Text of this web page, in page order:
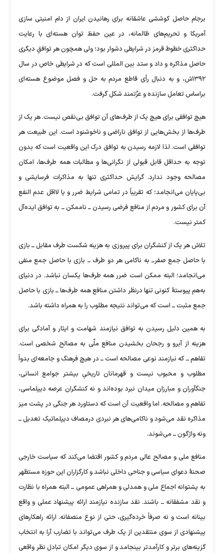
برجام حاصل کوششی عاشقانه برای رهانیدن ایران از دام امنیتی سازی
آمریکا و تحریم‌های ظالمانه، در عین حفظ توان هسته‌ای با رعایت
حداکثری خطوط قرمز در شرایطی دشوار بود؛ ولی همچون هر توافقِ دیگری
حاصل مذاکره و داد و ستد بین المللی است که در شرایطی خاص در سال
۱۳۹۲ش، و به دنبال رأی قاطع مردم به حل و فصل موضوع هسته‌ای
براساس تعامل سازنده و عزّتمند شکل گرفت.
هیچ توافقی برای هیچ یک از طرف‌های آن توافق بی‌نقص نیست. هر یک از
طرف‌ها از بخش‌هایی از توافق ناراضی و ناخوشنود است. این طبیعت هر
توافقی است. لذا لازمه رسیدن به توافق درک این واقعیت است که بدون
توجه به حداقل قابل قبولی از نگرانی‌ها و مطالبات همه طرف‌ها، امکان
مصالحه وجود ندارد. گرایش حداکثری تنها به مذاکرات فرسایشی و
بی‌پایان می‌انجامد؛ که تقریباً در تمامی شرایط ضرر و یا لااقل عدم النفع
آن برای کشور و مردم از منافع فرضی رسیدن ــ ناممکن ــ به توافق ایده‌آل
کمتر نیست.
تلاش هر یک از کنشگران برای پیروزی به هزینه شکست طرف مقابل ــ بازی
با حاصل جمع صفرــ به ناکامی هر دو طرف ــ بازی با حاصل جمع منفی
می‌انجامد؛ البته ممکن است ضرر همه طرف‌ها یکسان نباشد. در دنیای
به‌هم پیوستۀ کنونی تنها درنظر داشتن منافع همه طرف‌ها ــ بازی با حاصل
جمع مثبت ــ است که می‌تواند نتیجه مطلوب را به همراه داشته باشد.
به همین دلیل رسیدن به توافق نیازمند شهامت و ایثار و آمادگی برای
هزینه از آبرو و رجحان بخشیدن منافع ملّی به مصالح شخصی است.
تفاهم ــ که نیازمند نوعی مصالحه است ــ در هیچ فرهنگ و جامعه‌ای بدواً
مطلوب و محبوب نیست و قهرمانان تاریخیِ بیشتر جوامع انسانی،
جنگآوران و مبارزان میدان نبرد بوده‌اند و نه کنشگران عرصه دیپلماسی،
تفاهم و مصالحه. اما واقعیت آن است که دستاورد هر جنگی در پشت میز
مذاکره نقد می‌شود و ناکامی‌های هر نبردی درمصاف دیپلماتیک تعدیل ــ
ونه واژگون ــ می‌شوند.
منافع ملی و مصالح عالی مردم و کشور اقتضا می‌کند که سیاست خارجی
صحنۀ دعوای سیاسی و جناحی داخلی نباشد و کارگزاران این حوزه مستظهر
به پشتوانه اجماع ملی و همدلی و همراهی عمومی ــ البته همراه با نظارت
و نقد مشفقانه ــ باشند. نقد سازنده نیازمند ارائه پیشنهاد عملی و واقع
بینانه است و نه صرفاً خرده‌گیری، حتی از نوع منصفانه. ارائه راهکارهای
پیشنهادی از سوی منتقدین از یک طرف می‌تواند با تضارب آرا به انتخاب
گزینه‌های برتر و کارآمدتر بینجامد و از سوی دیگر امکان تبادل نظر واقعی